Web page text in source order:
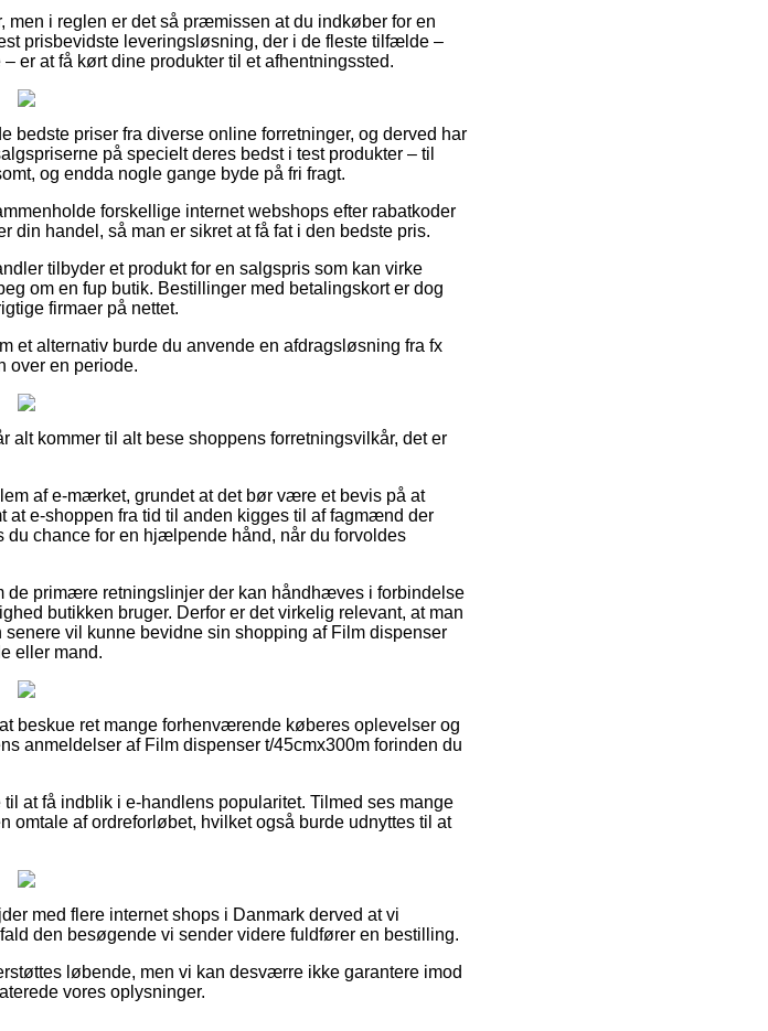
i reglen er det så præmissen at du indkøber for en
prisbevidste leveringsløsning, der i de fleste tilfælde –
er at få kørt dine produkter til et afhentningssted.
bedste priser fra diverse online forretninger, og derved har
på specielt deres bedst i test produkter – til
og endda nogle gange byde på fri fragt.
forskellige internet webshops efter rabatkoder
din handel, så man er sikret at få fat i den bedste pris.
tilbyder et produkt for en salgspris som kan virke
om en fup butik. Bestillinger med betalingskort er dog
firmaer på nettet.
et alternativ burde du anvende en afdragsløsning fra fx
over en periode.
alt kommer til alt bese shoppens forretningsvilkår, det er
af e-mærket, grundet at det bør være et bevis på at
e-shoppen fra tid til anden kigges til af fagmænd der
chance for en hjælpende hånd, når du forvoldes
de primære retningslinjer der kan håndhæves i forbindelse
butikken bruger. Derfor er det virkelig relevant, at man
vil kunne bevidne sin shopping af Film dispenser
eller mand.
beskue ret mange forhenværende køberes oplevelser og
anmeldelser af Film dispenser t/45cmx300m forinden du
at få indblik i e-handlens popularitet. Tilmed ses mange
omtale af ordreforløbet, hvilket også burde udnyttes til at
med flere internet shops i Danmark derved at vi
den besøgende vi sender videre fuldfører en bestilling.
løbende, men vi kan desværre ikke garantere imod
vores oplysninger.